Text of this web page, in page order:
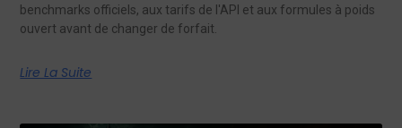
benchmarks officiels, aux tarifs de l'API et aux formules à poids
ouvert avant de changer de forfait.
Lire La Suite